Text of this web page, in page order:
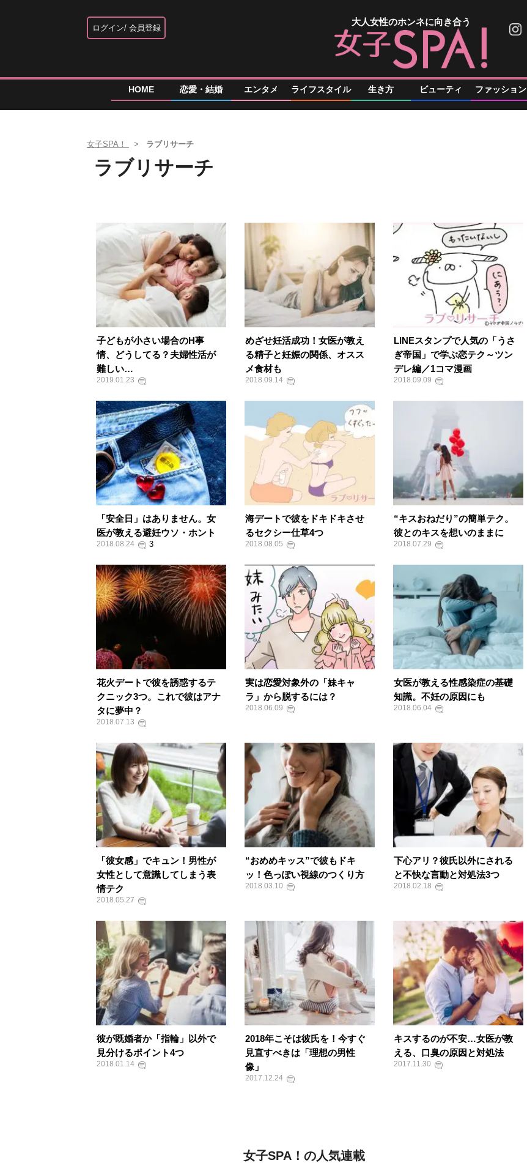
ログイン 会員登録
大人女性のホンネに向き合う
HOME 恋愛・結婚 エンタメ ライフスタイル 生き方 ビューティ ファッション
女子SPA！ ラブリサーチ
ラブリサーチ
子どもが小さい場合のH事
情、どうしてる？夫婦性活が
難しい…
2019.01.23
めざせ妊活成功！女医が教え
る精子と妊娠の関係、オスス
メ食材も
2018.09.14
LINEスタンプで人気の「うさ
ぎ帝国」で学ぶ恋テク～ツン
デレ編／1コマ漫画
2018.09.09
「安全日」はありません。女
医が教える避妊ウソ・ホント
2018.08.24
海デートで彼をドキドキさせ
るセクシー仕草4つ
2018.08.05
“キスおねだり”の簡単テク。
彼とのキスを想いのままに
2018.07.29
花火デートで彼を誘惑するテ
クニック3つ。これで彼はアナ
タに夢中？
2018.07.13
実は恋愛対象外の「妹キャ
ラ」から脱するには？
2018.06.09
女医が教える性感染症の基礎
知識。不妊の原因にも
2018.06.04
「彼女感」でキュン！男性が
女性として意識してしまう表
情テク
2018.05.27
“おめめキッス”で彼もドキ
ッ！色っぽい視線のつくり方
2018.03.10
下心アリ？彼氏以外にされる
と不快な言動と対処法3つ
2018.02.18
彼が既婚者か「指輪」以外で
見分けるポイント4つ
2018.01.14
2018年こそは彼氏を！今すぐ
見直すべきは「理想の男性
像」
2017.12.24
キスするのが不安…女医が教
える、口臭の原因と対処法
2017.11.30
女子SPA！の人気連載